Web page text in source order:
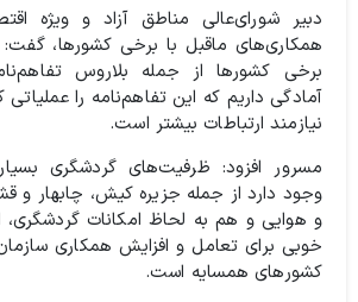
دبیر شورای‌عالی مناطق آزاد و ویژه
همکاری‌های ماقبل با برخی کشورها، گفت:
برخی کشورها از جمله بلاروس
آمادگی داریم که این تفاهم‌نامه‌ را
نیازمند ارتباطات بیشتر است.
مسرور افزود: ظرفیت‌های گردشگری
وجود دارد از جمله جزیره کیش، چابهار و
و هوایی و هم به لحاظ امکانات
خوبی برای تعامل و افزایش همکاری
کشورهای همسایه است.